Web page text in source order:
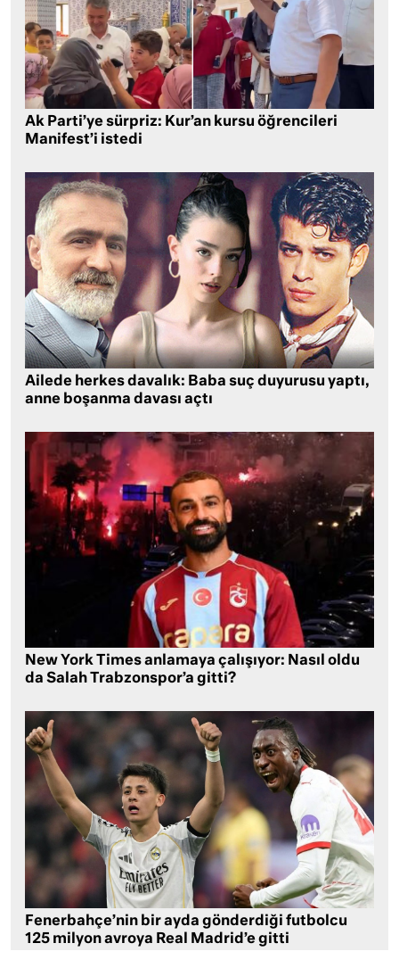
Ak Parti’ye sürpriz: Kur’an kursu öğrencileri
Manifest’i istedi
Ailede herkes davalık: Baba suç duyurusu yaptı,
anne boşanma davası açtı
New York Times anlamaya çalışıyor: Nasıl oldu
da Salah Trabzonspor’a gitti?
Fenerbahçe’nin bir ayda gönderdiği futbolcu
125 milyon avroya Real Madrid’e gitti